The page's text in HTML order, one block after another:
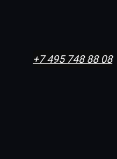
+7 495 748 88 08